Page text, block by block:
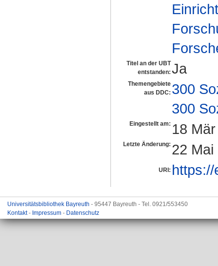
Titel an der UBT
entstanden: Ja
Themengebiete
aus DDC: 300
300
Eingestellt am: 18
Letzte Änderung: 22 Mai
URI:
Universitätsbibliothek Bayreuth - 95447 Bayreuth - Tel. 0921/553450
Kontakt- Impressum - Datenschutz